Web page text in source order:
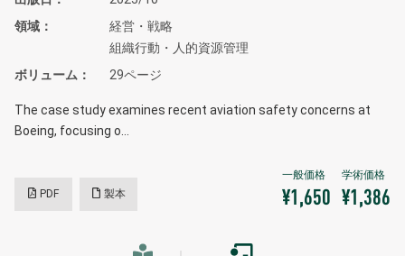
領域
経営・戦略
組織行動・人的資源管理
ボリューム
29ページ
The case study examines recent aviation safety concerns at
Boeing, focusing o…
PDF 製本 ¥1,650 ¥1,386